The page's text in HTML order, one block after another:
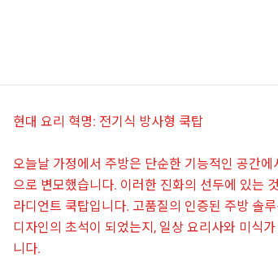
현대 요리 혁명: 전기식 방사형 쿡탑
오늘날 가정에서 주방은 단순한 기능적인 공간
으로 변모했습니다. 이러한 진화의 선두에 있는
라디언트 쿡탑입니다. 고품질의 인증된 주방 솔
디자인의 초석이 되었는지, 일상 요리사와 미식
니다.